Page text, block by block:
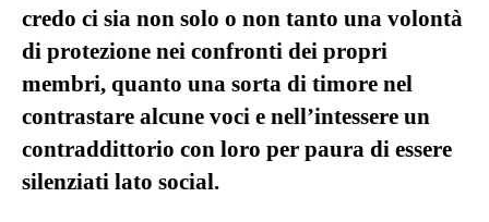
credo ci sia non solo o non tanto una volontà
di protezione nei confronti dei propri
membri, quanto una sorta di timore nel
contrastare alcune voci e nell’intessere un
contraddittorio con loro per paura di essere
silenziati lato social.